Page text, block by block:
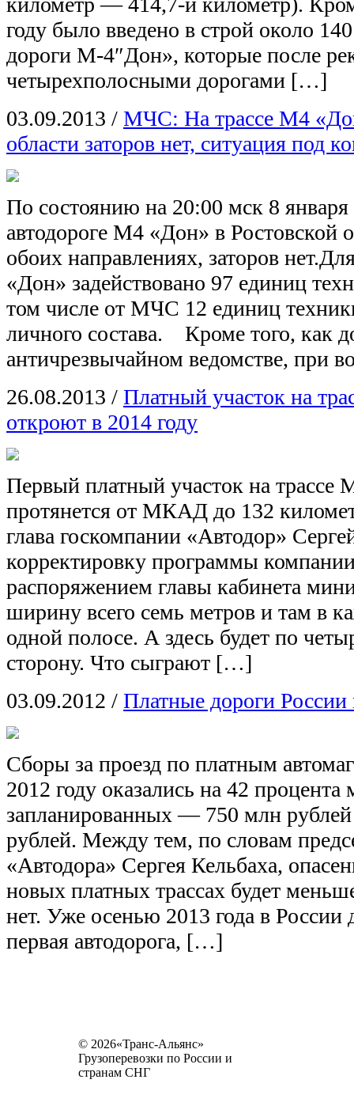
году было введено в строй около
дороги М-4″Дон», которые после
четырехполосными дорогами […]
03.09.2013 / МЧС: На трассе М4
области заторов нет, ситуация под
По состоянию на 20:00 мск 8
автодороге М4 «Дон» в Ростовской
обоих направлениях, заторов
«Дон» задействовано 97 единиц
том числе от МЧС 12 единиц
личного состава. Кроме того, как
античрезвычайном ведомстве, при
26.08.2013 / Платный участок на
откроют в 2014 году
Первый платный участок на трассе
протянется от МКАД до 132
глава госкомпании «Автодор»
корректировку программы
распоряжением главы кабинета
ширину всего семь метров и там в
одной полосе. А здесь будет по
сторону. Что сыграют […]
03.09.2012 / Платные дороги России
Сборы за проезд по платным
2012 году оказались на 42
запланированных — 750 млн
рублей. Между тем, по словам
«Автодора» Сергея Кельбаха,
новых платных трассах будет
нет. Уже осенью 2013 года в России
первая автодорога, […]
© 2026«Транс-Альянс»
Грузоперевозки по России и
странам СНГ